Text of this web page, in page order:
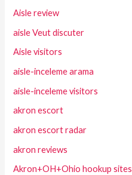
Aisle review
aisle Veut discuter
Aisle visitors
aisle-inceleme arama
aisle-inceleme visitors
akron escort
akron escort radar
akron reviews
Akron+OH+Ohio hookup sites